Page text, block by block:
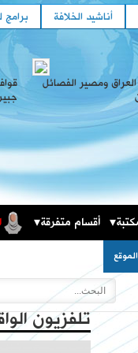
برامج أناشيد الخلافة
ومصير الفصائل
أقسام متفرقة
تلفزيون
المكتبة الثقافية
فعاليات حزب